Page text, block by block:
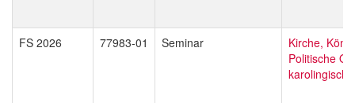
FS 2026 77983-01 Seminar
Kirche,
Politische